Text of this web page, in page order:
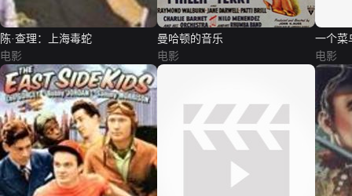
陈·查理：上海毒蛇
电影
曼哈顿的音乐
电影
一个菜
电影